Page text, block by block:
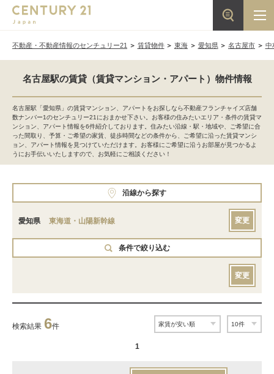
不動産・不動産情報のセンチュリー21 賃貸物件 東海 愛知県 名古屋市 中
名古屋駅の賃貸（賃貸マンション・アパート）物件情報
名古屋駅「愛知県」の賃貸マンション、アパートをお探しなら不動産フランチャイズ店舗
数ナンバー1のセンチュリー21におまかせ下さい。お客様の住みたいエリア・条件の賃貸マ
ンション、アパート情報を6件紹介しております。住みたい沿線・駅・地域や、ご希望に合
った間取り、予算・ご希望の家賃、徒歩時間などの条件から、ご希望に沿った賃貸マンシ
ョン、アパート情報を見つけていただけます。お客様にご希望に沿うお部屋が見つかるよ
うにお手伝いいたしますので、お気軽にご相談ください！
沿線から探す
愛知県 東海道・山陽新幹線 変更
条件で絞り込む
変更
検索結果 6件
1